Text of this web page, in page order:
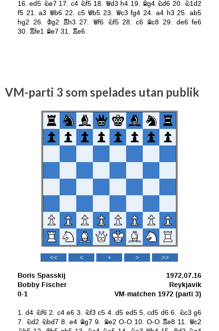
VM-parti 3 som spelades utan publik